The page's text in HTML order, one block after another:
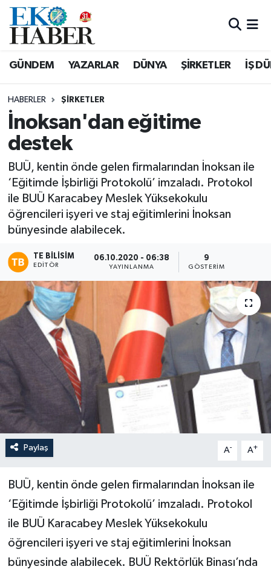
GÜNDEM YAZARLAR DÜNYA ŞİRKETLER İŞ
HABERLER ŞIRKETLER
İnoksan'dan eğitime
destek
BUÜ, kentin önde gelen firmalarından İnoksan ile
‘Eğitimde İşbirliği Protokolü’ imzaladı. Protokol
ile BUÜ Karacabey Meslek Yüksekokulu
öğrencileri işyeri ve staj eğitimlerini İnoksan
bünyesinde alabilecek.
TE BILISIM
EDITÖR
06.10.2020 - 06:38
YAYINLANMA
9
GÖSTERIM
Paylaş A- A+
BUÜ, kentin önde gelen firmalarından İnoksan ile
‘Eğitimde İşbirliği Protokolü’ imzaladı. Protokol
ile BUÜ Karacabey Meslek Yüksekokulu
öğrencileri işyeri ve staj eğitimlerini İnoksan
bünyesinde alabilecek. BUÜ Rektörlük Binası’nda
Hava Durumu
Tüm Manşetler
Son Dakika Haberleri
Haber Arşivi